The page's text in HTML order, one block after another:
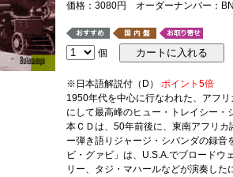
価格：3080円 オーダーナンバー：
個
※日本語解説付（D） ポイント5倍
1950年代を中心に行なわれた、アフ
にして最高峰のヒュー・トレイシー・
本ＣＤは、50年前後に、東南アフリ
ー弾き語りジャージ・シバンダの録音
ビ・グァビ」は、U.S.A.でブロードウ
リー、タジ・マハールなどが演奏し